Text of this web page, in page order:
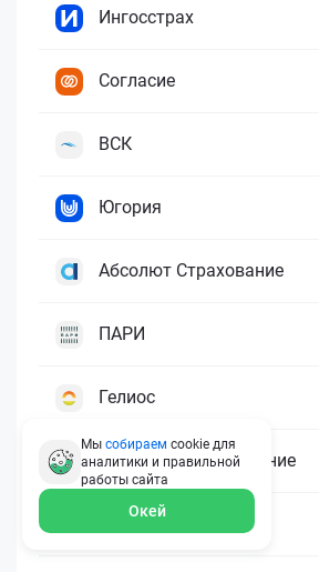
Ингосстрах
Согласие
ВСК
Югория
Абсолют Страхование
ПАРИ
Гелиос
Ренессанс Страхование
Зетта Страхование
Мы собираем cookie для
аналитики и правильной
работы сайта
Окей